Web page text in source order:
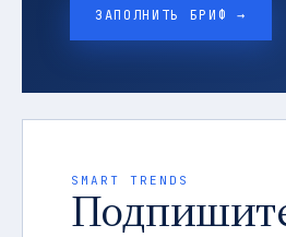
ЗАПОЛНИТЬ БРИФ →
SMART TRENDS